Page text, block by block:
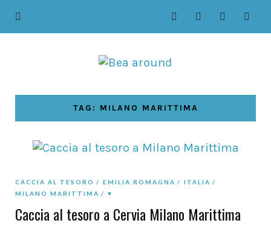
TAG: MILANO MARITTIMA
CACCIA AL TESORO EMILIA ROMAGNA
ITALIA
MILANO MARITTIMA
♥
Caccia al tesoro a Cervia Milano Marittima